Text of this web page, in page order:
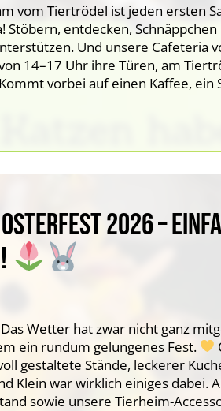
vom Tiertrödel ist jeden ersten
Stöbern, entdecken,
Und unsere Cafeteria
14–17 Uhr ihre Türen, am
Kommt vorbei auf einen Kaffee, ein
2026 –
Wetter hat zwar nicht ganz
ein rundum gelungenes Fest.
gestaltete Stände, leckerer
Klein war wirklich einiges dabei.
sowie unsere Tierheim-